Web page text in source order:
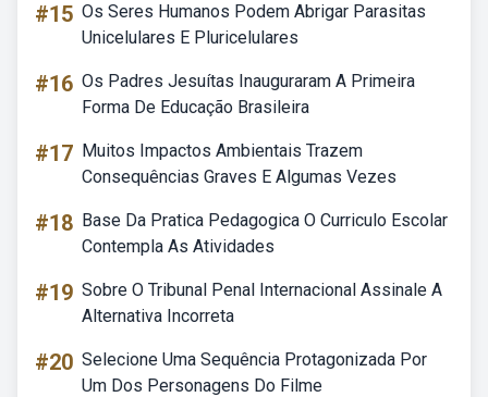
#15 Os Seres Humanos Podem Abrigar Parasitas
Unicelulares E Pluricelulares
#16 Os Padres Jesuítas Inauguraram A Primeira
Forma De Educação Brasileira
#17 Muitos Impactos Ambientais Trazem
Consequências Graves E Algumas Vezes
#18 Base Da Pratica Pedagogica O Curriculo Escolar
Contempla As Atividades
#19 Sobre O Tribunal Penal Internacional Assinale A
Alternativa Incorreta
#20 Selecione Uma Sequência Protagonizada Por
Um Dos Personagens Do Filme